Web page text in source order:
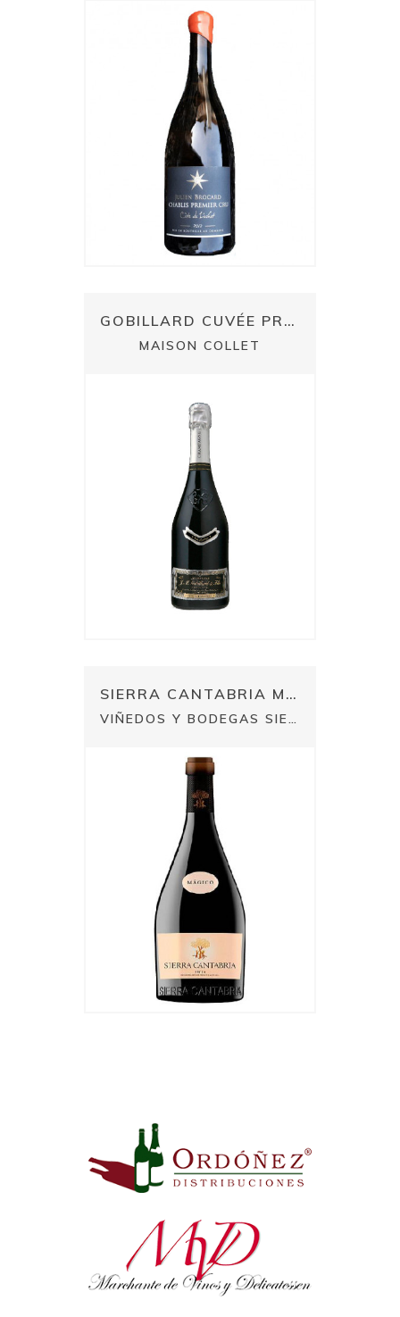
GOBILLARD CUVÉE PRESTIGE ¾ Y MAGNUM
MAISON COLLET
SIERRA CANTABRIA MÁGICO